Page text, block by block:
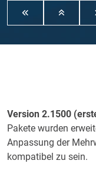
Version 2.1500
Pakete wurden
Anpassung der
kompatibel zu sein.